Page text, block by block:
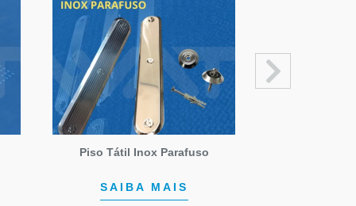
Piso Tátil Inox Parafuso
SAIBA MAIS